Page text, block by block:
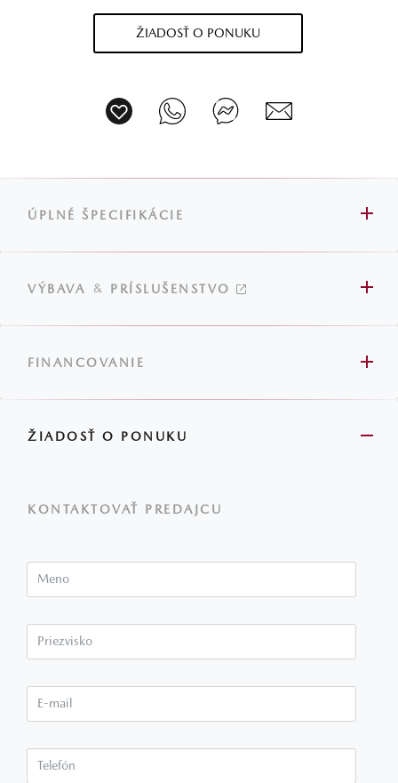
ŽIADOSŤ O PONUKU
ÚPLNÉ ŠPECIFIKÁCIE
VÝBAVA & PRÍSLUŠENSTVO
FINANCOVANIE
ŽIADOSŤ O PONUKU
KONTAKTOVAŤ PREDAJCU